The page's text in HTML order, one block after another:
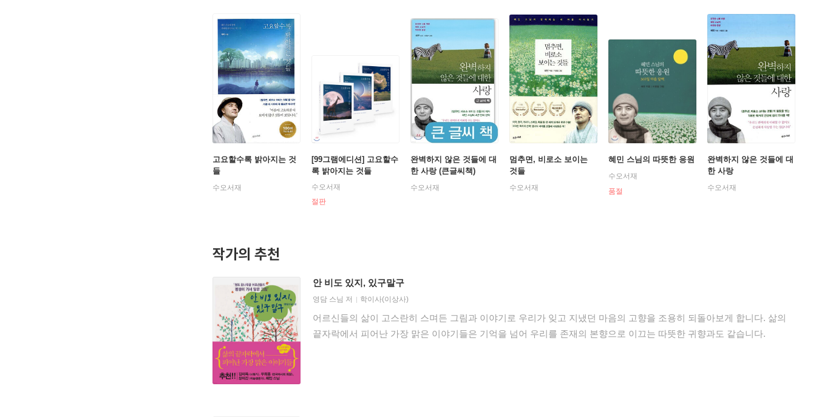
고요할수록 밝아지는 것
들
수오서재
[99그램에디션] 고요할수
록 밝아지는 것들
수오서재
절판
완벽하지 않은 것들에 대
한 사랑 (큰글씨책)
수오서재
멈추면, 비로소 보이는
것들
수오서재
혜민 스님의 따뜻한 응원
수오서재
품절
완벽하지 않은 것들에 대
한 사랑
수오서재
작가의 추천
안 비도 있지, 있구말구
영담 스님 저 학이사(이상사)
어르신들의 삶이 고스란히 스며든 그림과 이야기로 우리가 잊고 지냈던 마음의 고향을 조용히 되돌아보게 합니다. 삶의
끝자락에서 피어난 가장 맑은 이야기들은 기억을 넘어 우리를 존재의 본향으로 이끄는 따뜻한 귀향과도 같습니다.